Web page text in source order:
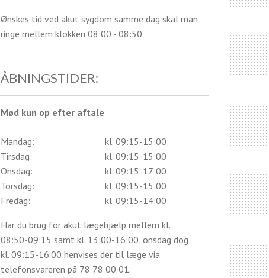
Ønskes tid ved akut sygdom samme dag skal man
ringe mellem klokken 08:00 - 08:50
ÅBNINGSTIDER:
Mød kun op efter aftale
Mandag:
Tirsdag:
Onsdag:
Torsdag:
Fredag:
kl. 09:15-15:00
kl. 09:15-15:00
kl. 09:15-17:00
kl. 09:15-15:00
kl. 09:15-14:00
Har du brug for akut lægehjælp mellem kl.
08:50-09:15 samt kl. 13:00-16:00, onsdag dog
kl. 09:15-16.00 henvises der til læge via
telefonsvareren på 78 78 00 01.